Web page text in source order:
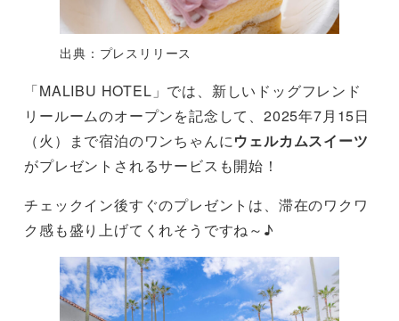
出典：プレスリリース
「MALIBU HOTEL」では、新しいドッグフレンド
リールームのオープンを記念して、2025年7月15日
（火）まで宿泊のワンちゃんにウェルカムスイーツ
がプレゼントされるサービスも開始！
チェックイン後すぐのプレゼントは、滞在のワクワ
ク感も盛り上げてくれそうですね～♪